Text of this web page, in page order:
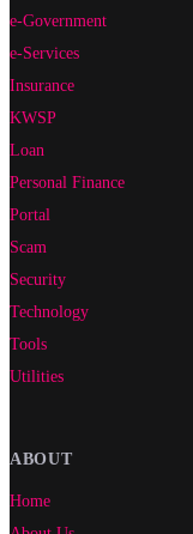
e-Government
e-Services
Insurance
KWSP
Loan
Personal Finance
Portal
Scam
Security
Technology
Tools
Utilities
ABOUT
Home